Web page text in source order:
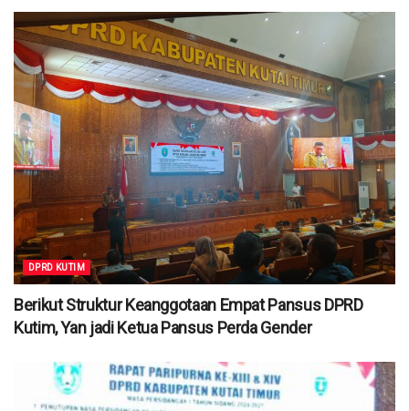
DPRD KUTIM
Berikut Struktur Keanggotaan Empat Pansus DPRD
Kutim, Yan jadi Ketua Pansus Perda Gender